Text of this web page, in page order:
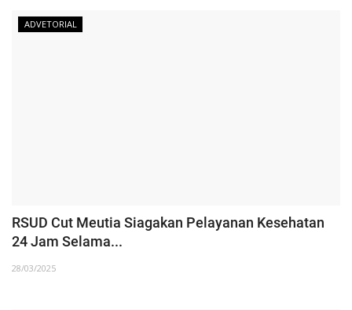
ADVETORIAL
RSUD Cut Meutia Siagakan Pelayanan Kesehatan
24 Jam Selama...
28/03/2025